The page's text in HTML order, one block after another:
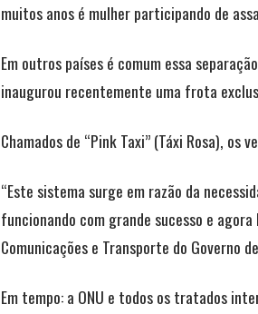
muitos anos é mulher participando de
Em outros países é comum essa
inaugurou recentemente uma frota
Chamados de “Pink Taxi” (Táxi Rosa),
“Este sistema surge em razão da
funcionando com grande sucesso e
Comunicações e Transporte do Governo
Em tempo: a ONU e todos os tratados